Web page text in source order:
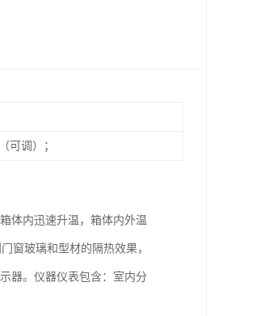
可调）；
体内迅速升温，箱体内外温
窗玻璃和型材的隔热效果，
器。仪器仪表包含：室内分